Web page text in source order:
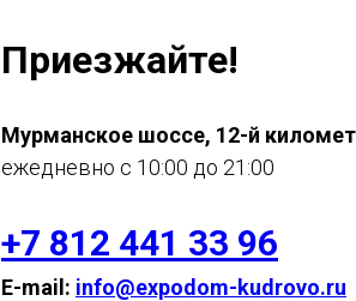
Приезжайте!
Мурманское шоссе, 12-й
ежедневно с 10:00 до 21:00
+7 812 441 33 96
E-mail: info@expodom-kudrovo.ru